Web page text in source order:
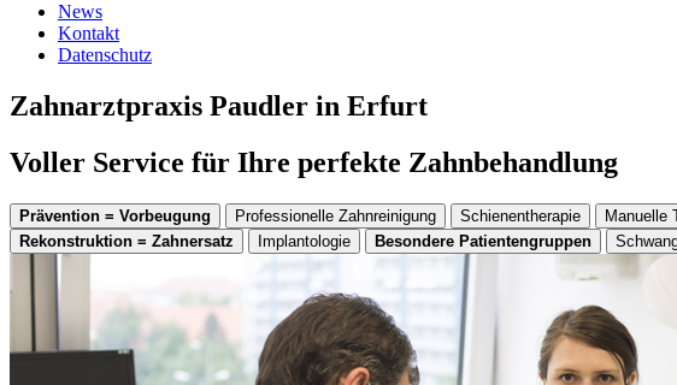
News
Kontakt
Datenschutz
Zahnarztpraxis Paudler in Erfurt
Voller Service für Ihre perfekte Zahnbehandlung
Prävention = Vorbeugung Professionelle Zahnreinigung Schienentherapie Manuelle
Rekonstruktion = Zahnersatz
Implantologie Besondere Patientengruppen